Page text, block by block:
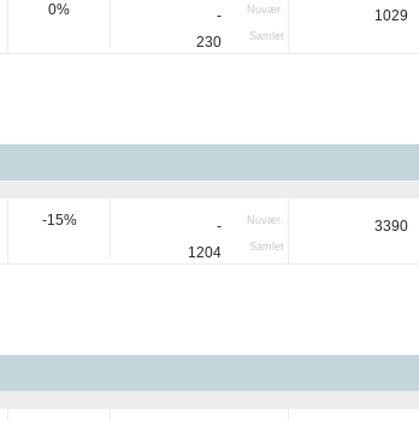
0% - Nuvær.
230 Samlet
1029
-15% - Nuvær.
1204 Samlet
3390